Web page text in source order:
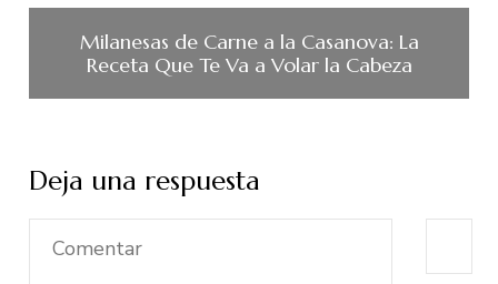
Milanesas de Carne a la Casanova: La
Receta Que Te Va a Volar la Cabeza
Deja una respuesta